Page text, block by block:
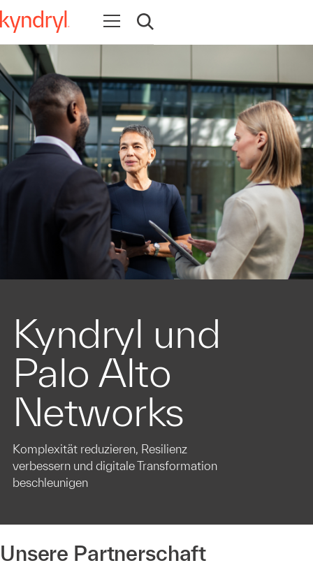
Navigation öffnen
Suche öffnen
Kyndryl und
Palo Alto
Networks
Komplexität reduzieren, Resilienz
verbessern und digitale Transformation
beschleunigen
Unsere Partnerschaft